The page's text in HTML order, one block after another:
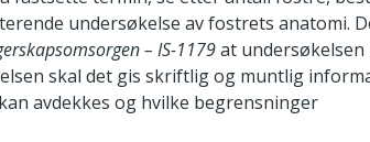
undersøkelse av fostrets anatomi.
– IS-1179at
skal det gis skriftlig og muntlig
avdekkes og hvilke begrensninger